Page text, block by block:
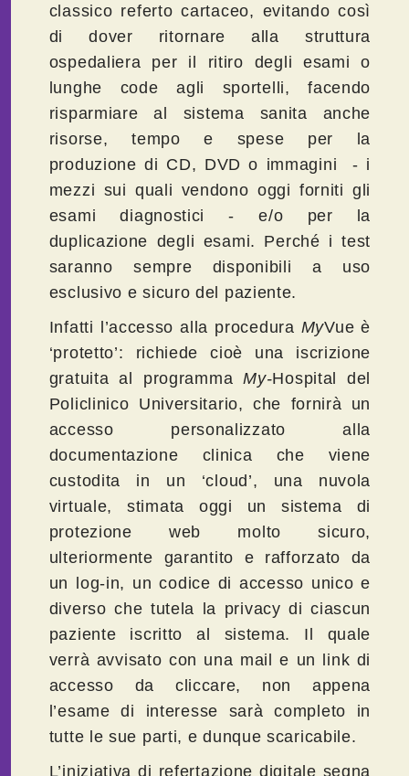
classico referto cartaceo, evitando così
di dover ritornare alla struttura
ospedaliera per il ritiro degli esami o
lunghe code agli sportelli, facendo
risparmiare al sistema sanita anche
risorse, tempo e spese per la
produzione di CD, DVD o immagini - i
mezzi sui quali vendono oggi forniti gli
esami diagnostici - e/o per la
duplicazione degli esami. Perché i test
saranno sempre disponibili a uso
esclusivo e sicuro del paziente.
Infatti l’accesso alla procedura MyVue è
‘protetto’: richiede cioè una iscrizione
gratuita al programmaMy-Hospital del
Policlinico Universitario, che fornirà un
accesso personalizzato alla
documentazione clinica che viene
custodita in un ‘cloud’, una nuvola
virtuale, stimata oggi un sistema di
protezione web molto sicuro,
ulteriormente garantito e rafforzato da
un log-in, un codice di accesso unico e
diverso che tutela la privacy di ciascun
paziente iscritto al sistema. Il quale
verrà avvisato con una mail e un link di
accesso da cliccare, non appena
l’esame di interesse sarà completo in
tutte le sue parti, e dunque scaricabile.
L’iniziativa di refertazione digitale segna